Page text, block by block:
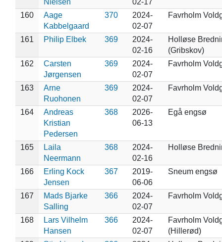
160
Aage
Kabbelgaard
370
2024-
02-07
Favrholm
161 Philip Elbek 369
2024-
02-16
Holløse
(Gribskov)
162
Carsten
Jørgensen
369
2024-
02-07
Favrholm
163
Arne
Ruohonen
369
2024-
02-07
Favrholm
164
Andreas
Kristian
Pedersen
368
2026-
06-13
Egå engsø
165
Laila
Neermann
368
2024-
02-16
Holløse
166
Erling Kock
Jensen
367
2019-
06-06
Sneum engsø
167
Mads Bjarke
Salling
366
2024-
02-07
Favrholm
168
Lars Vilhelm
Hansen
366
2024-
02-07
Favrholm
(Hillerød)